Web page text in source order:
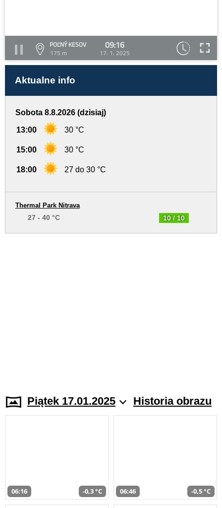
POĽNÝ KESOV
175 m
09:16
17. 1. 2025
Aktualne info
Sobota 8.8.2026 (dzisiaj)
13:00 30 °C
15:00 30 °C
18:00 27 do 30 °C
10 / 10
Thermal Park Nitrava
27 - 40 °C
Piątek 17.01.2025 Historia obrazu
06:16 -0,3 °C 06:46 -0,5 °C